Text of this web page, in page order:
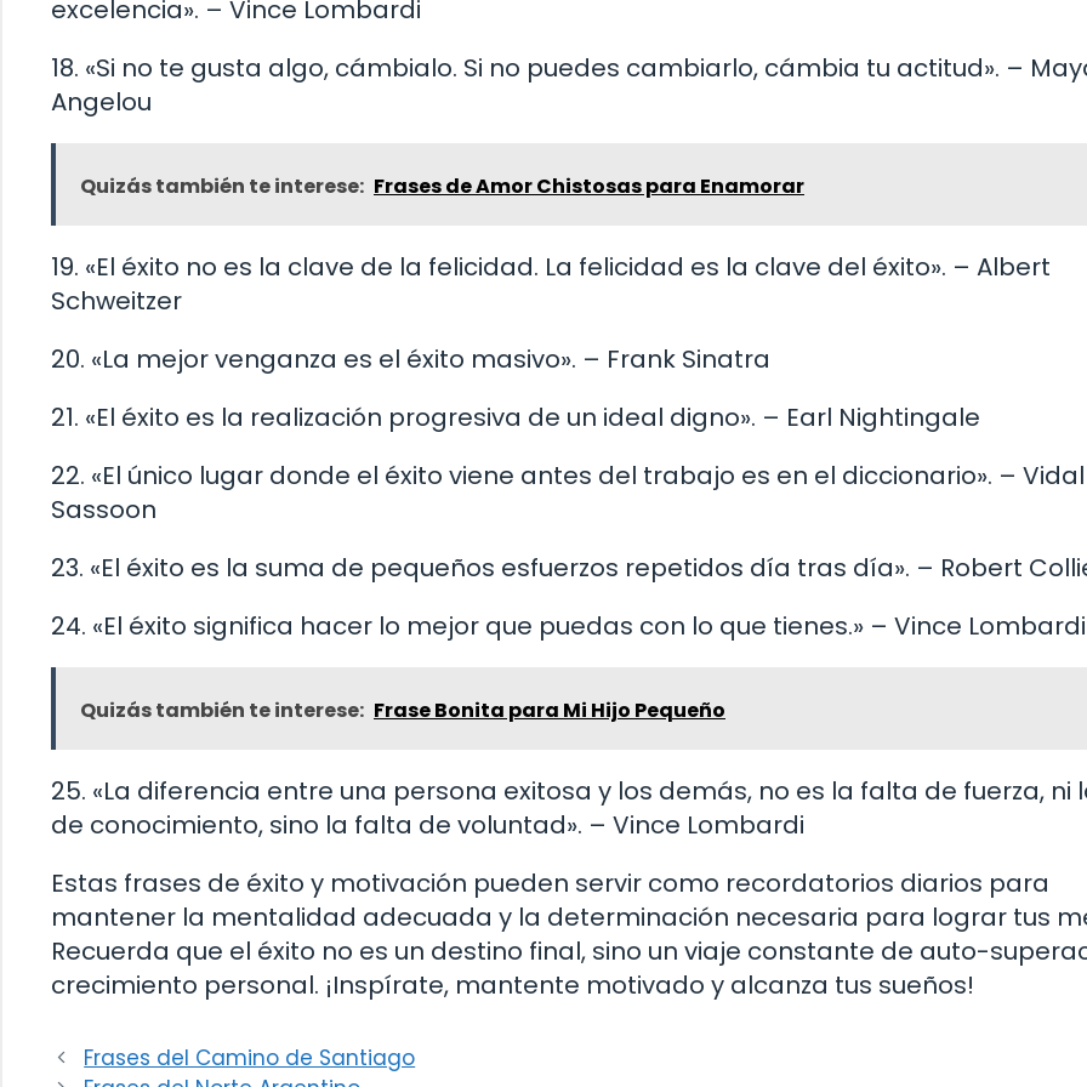
excelencia». – Vince Lombardi
18. «Si no te gusta algo, cámbialo. Si no puedes cambiarlo, cámbia tu actitud». –
Angelou
Quizás también te interese: Frases de Amor Chistosas para Enamorar
19. «El éxito no es la clave de la felicidad. La felicidad es la clave del éxito». – Albert
Schweitzer
20. «La mejor venganza es el éxito masivo». – Frank Sinatra
21. «El éxito es la realización progresiva de un ideal digno». – Earl Nightingale
22. «El único lugar donde el éxito viene antes del trabajo es en el diccionario». – Vidal
Sassoon
23. «El éxito es la suma de pequeños esfuerzos repetidos día tras día». – Robert
24. «El éxito significa hacer lo mejor que puedas con lo que tienes.» – Vince Lombardi
Quizás también te interese: Frase Bonita para Mi Hijo Pequeño
25. «La diferencia entre una persona exitosa y los demás, no es la falta de fuerza, ni
de conocimiento, sino la falta de voluntad». – Vince Lombardi
Estas frases de éxito y motivación pueden servir como recordatorios diarios para
mantener la mentalidad adecuada y la determinación necesaria para lograr tus
Recuerda que el éxito no es un destino final, sino un viaje constante de auto-
crecimiento personal. ¡Inspírate, mantente motivado y alcanza tus sueños!
Frases del Camino de Santiago